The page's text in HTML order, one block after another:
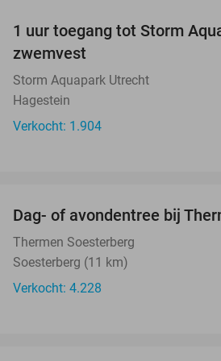
1 uur toegang tot Storm
zwemvest
Storm Aquapark Utrecht
Hagestein
Verkocht: 1.904
Dag- of avondentree bij
Thermen Soesterberg
Soesterberg (11 km)
Verkocht: 4.228